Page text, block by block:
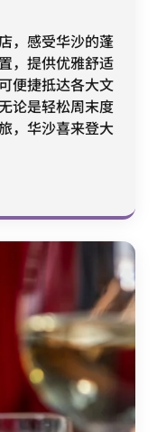
，感受华沙的蓬
，提供优雅舒适
便捷抵达各大文
论是轻松周末度
，华沙喜来登大